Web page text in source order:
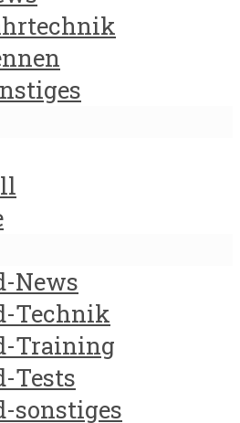
News
Technik
Training
Tests
sonstiges